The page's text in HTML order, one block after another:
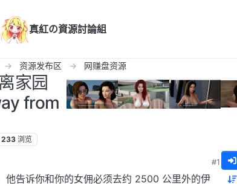
真紅の資源討論組
资源发布区 网赚盘资源
家园
from
233 浏览
#1
他告诉你和你的女佣必须去约 2500 公里外的伊